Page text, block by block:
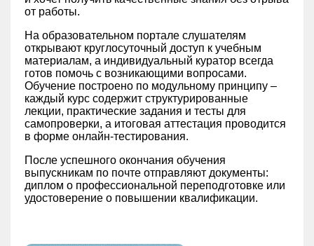
от работы.
На образовательном портале слушателям
открывают круглосуточный доступ к учебным
материалам, а индивидуальный куратор всегда
готов помочь с возникающими вопросами.
Обучение построено по модульному принципу –
каждый курс содержит структурированные
лекции, практические задания и тесты для
самопроверки, а итоговая аттестация проводится
в форме онлайн-тестирования.
После успешного окончания обучения
выпускникам по почте отправляют документы:
диплом о профессиональной переподготовке или
удостоверение о повышении квалификации.